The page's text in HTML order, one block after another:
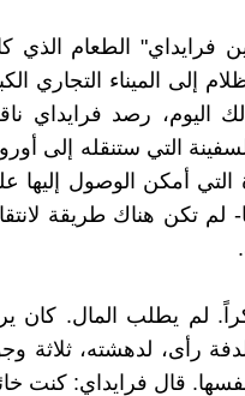
فرايداي" الطعام الذي
الميناء التجاري
رصد فرايداي
السفينة التي ستنقله إلى
التي أمكن الوصول إليها
تكن هناك طريقة
لم يطلب المال. كان
رأى، لدهشته، ثلاثة
قال فرايداي: كنت